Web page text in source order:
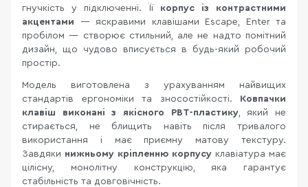
гнучкість у підключенні. Її корпус із контрастними
акцентами — яскравими клавішами Escape, Enter та
пробілом — створює стильний, але не надто помітний
дизайн, що чудово вписується в будь-який робочий
простір.
Модель виготовлена з урахуванням найвищих
стандартів ергономіки та зносостійкості. Ковпачки
клавіш виконані з якісного PBT-пластику, який не
стирається, не блищить навіть після тривалого
використання і має приємну матову текстуру.
Завдяки нижньому кріпленню корпусу клавіатура має
цілісну, монолітну конструкцію, яка гарантує
стабільність та довговічність.